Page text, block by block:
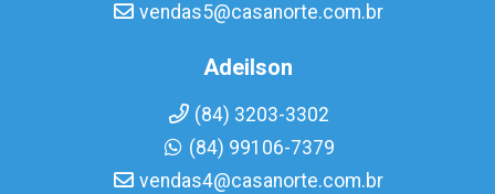
vendas5@casanorte.com.br
Adeilson
(84) 3203-3302
(84) 99106-7379
vendas4@casanorte.com.br